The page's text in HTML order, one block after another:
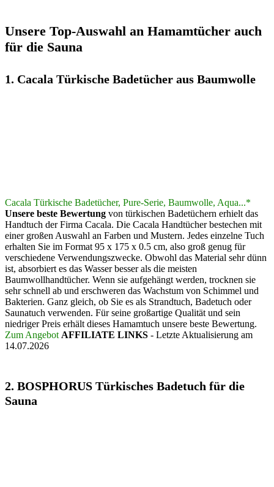
Unsere Top-Auswahl an Hamamtücher auch
für die Sauna
1. Cacala Türkische Badetücher aus Baumwolle
Cacala Türkische Badetücher, Pure-Serie, Baumwolle, Aqua...*
Unsere beste Bewertung von türkischen Badetüchern erhielt das
Handtuch der Firma Cacala. Die Cacala Handtücher bestechen mit
einer großen Auswahl an Farben und Mustern. Jedes einzelne Tuch
erhalten Sie im Format 95 x 175 x 0.5 cm, also groß genug für
verschiedene Verwendungszwecke. Obwohl das Material sehr dünn
ist, absorbiert es das Wasser besser als die meisten
Baumwollhandtücher. Wenn sie aufgehängt werden, trocknen sie
sehr schnell ab und erschweren das Wachstum von Schimmel und
Bakterien. Ganz gleich, ob Sie es als Strandtuch, Badetuch oder
Saunatuch verwenden. Für seine großartige Qualität und sein
niedriger Preis erhält dieses Hamamtuch unsere beste Bewertung.
Zum Angebot AFFILIATE LINKS - Letzte Aktualisierung am
14.07.2026
2. BOSPHORUS Türkisches Badetuch für die
Sauna